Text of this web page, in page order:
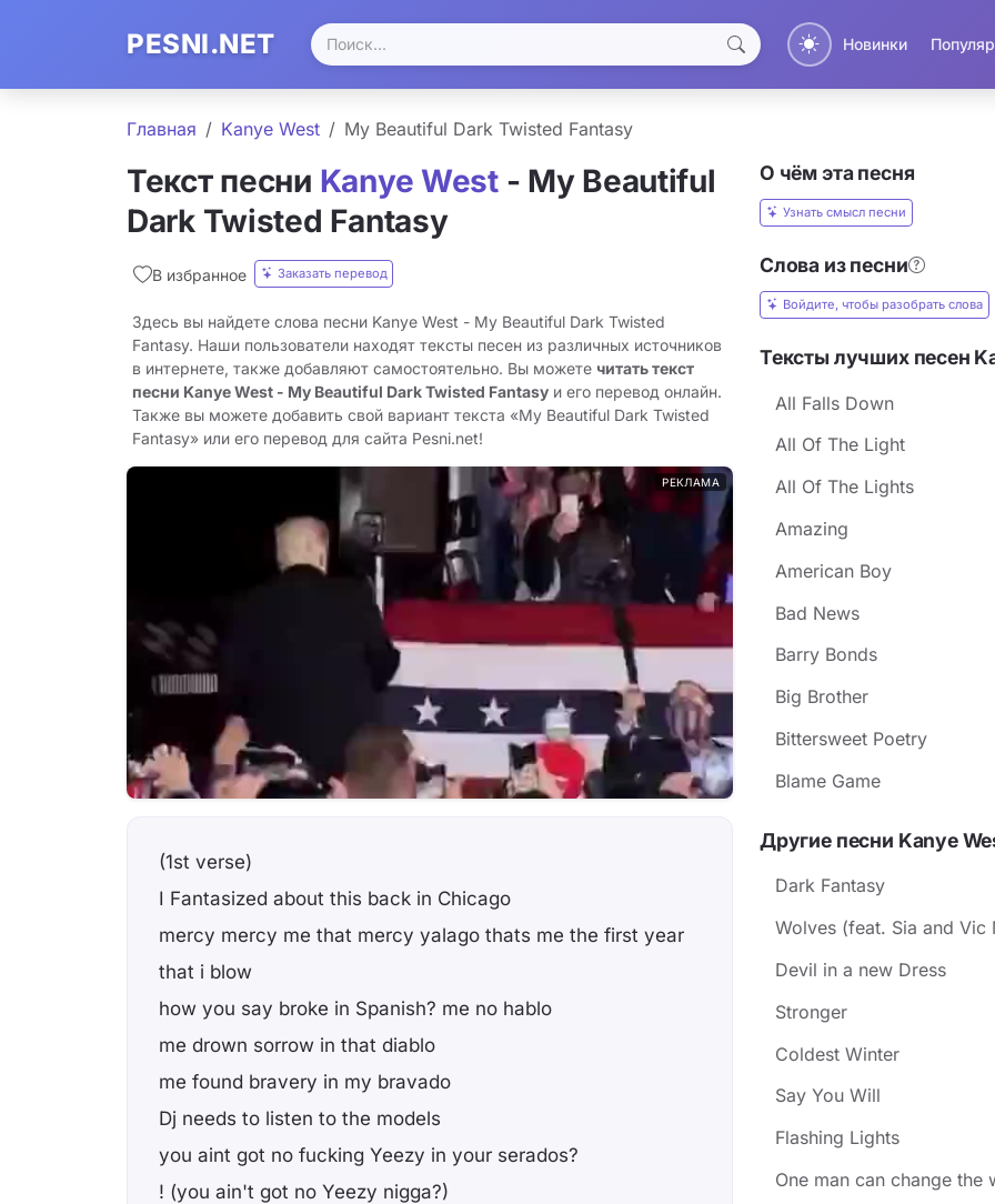
PESNI.NET Новинки
Главная Kanye West My Beautiful Dark Twisted Fantasy
Текст песни Kanye West- My Beautiful
Dark Twisted Fantasy
В избранное Заказать перевод
Здесь вы найдете слова песни Kanye West - My Beautiful Dark Twisted
Fantasy. Наши пользователи находят тексты песен из различных источников
в интернете, также добавляют самостоятельно. Вы можете читать текст
песни Kanye West - My Beautiful Dark Twisted Fantasy и его перевод онлайн.
Также вы можете добавить свой вариант текста «My Beautiful Dark Twisted
Fantasy» или его перевод для сайта Pesni.net!
РЕКЛАМА
(1st verse)
I Fantasized about this back in Chicago
mercy mercy me that mercy yalago thats me the first year
that i blow
how you say broke in Spanish? me no hablo
me drown sorrow in that diablo
me found bravery in my bravado
Dj needs to listen to the models
you aint got no fucking Yeezy in your serados?
! (you ain't got no Yeezy nigga?)
О чём эта песня
Узнать смысл песни
Слова из песни
Войдите, чтобы разобрать слова
Тексты лучших песен
All Falls Down
All Of The Light
All Of The Lights
Amazing
American Boy
Bad News
Barry Bonds
Big Brother
Bittersweet Poetry
Blame Game
Другие песни Kanye
Dark Fantasy
Wolves (feat. Sia and Vic
Devil in a new Dress
Stronger
Coldest Winter
Say You Will
Flashing Lights
One man can change the